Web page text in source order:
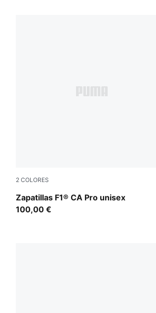
2 COLORES
Zapatillas F1® CA Pro unisex
PUMA Black-Light Lime
100,00 €